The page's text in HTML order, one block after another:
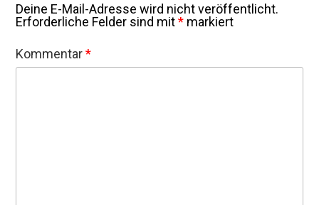
Deine E-Mail-Adresse wird nicht veröffentlicht.
Erforderliche Felder sind mit* markiert
Kommentar*